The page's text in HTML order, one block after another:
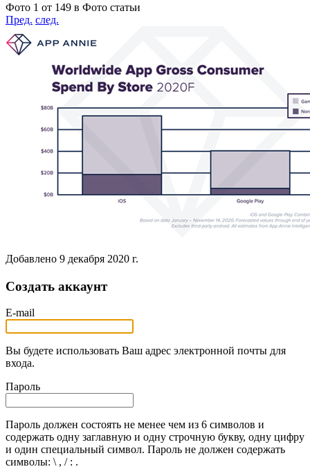
Фото 1 от 149 в Фото статьи
Пред. след.
Добавлено 9 декабря 2020 г.
Создать аккаунт
E-mail
Вы будете использовать Ваш адрес электронной почты для
входа.
Пароль
Пароль должен состоять не менее чем из 6 символов и
содержать одну заглавную и одну строчную букву, одну цифру
и один специальный символ. Пароль не должен содержать
символы: \ , / : .